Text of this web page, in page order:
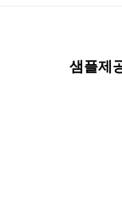
샘플제